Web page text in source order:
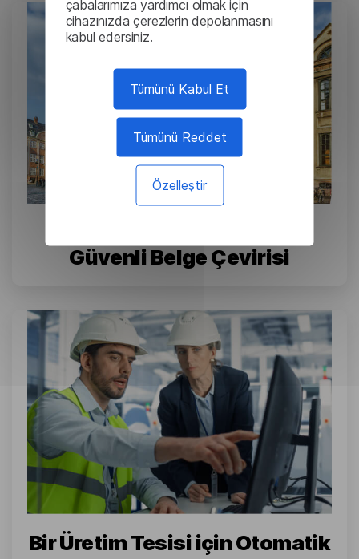
çabalarımıza yardımcı olmak için
cihazınızda çerezlerin depolanmasını
kabul edersiniz.
Tümünü Kabul Et
Tümünü Reddet
Özelleştir
Güvenli Belge Çevirisi
Bir Üretim Tesisi için Otomatik